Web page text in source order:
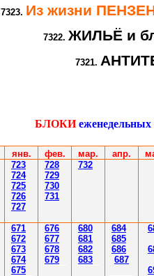
7323. Из жизни
7322. ЖИЛЬЁ и
7321.
БЛОКИ
янв. фев. мар. апр.
723
724
725
726
727
728
729
730
731
732
671
672
673
674
675
676
677
678
679
680
681
682
683
684
685
686
687
6
6